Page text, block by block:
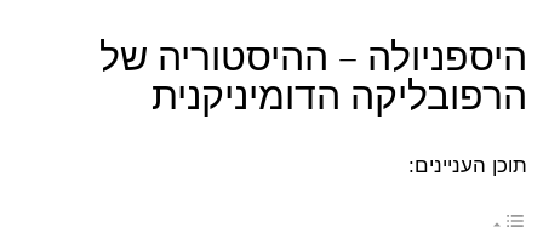
היספניולה – ההיסטוריה של
הרפובליקה הדומיניקנית
תוכן העניינים: